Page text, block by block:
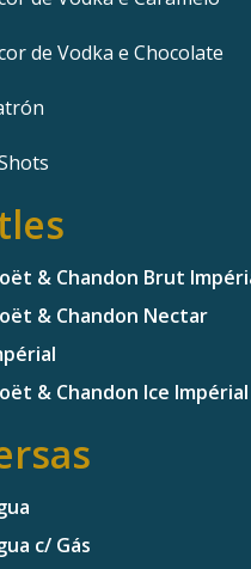
de Vodka e Chocolate
& Chandon Brut
& Chandon Nectar
& Chandon Ice Impérial
c/ Gás